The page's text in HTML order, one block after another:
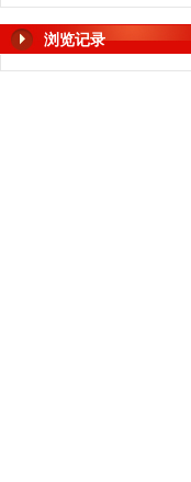
浏览记录